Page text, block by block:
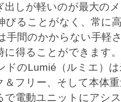
出しが軽いのが最大の
びることがなく、常に
手間のかからない手軽
に得ることができます。
ドのLumié（ルミエ）
＆フリー、そして本体
で電動ユニットにアシ